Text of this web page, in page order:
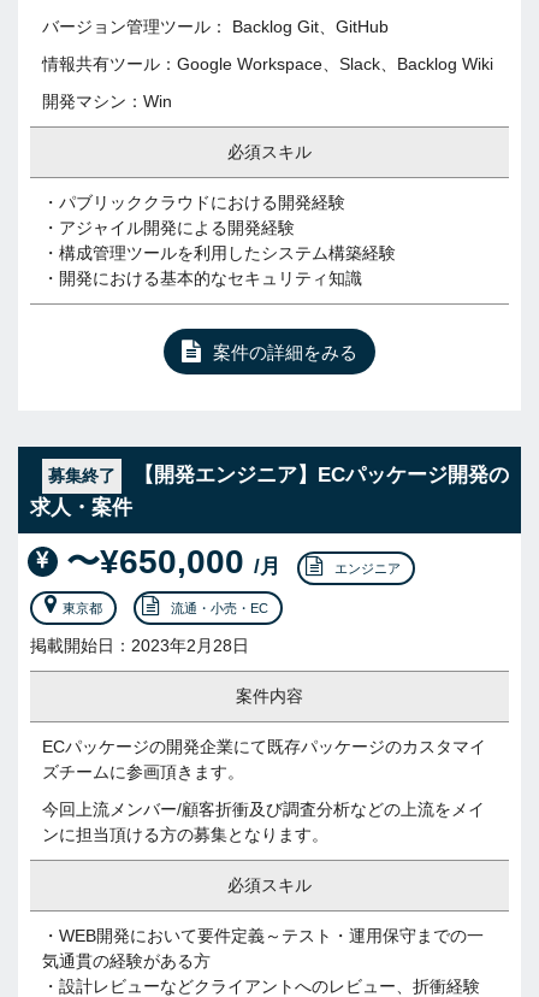
バージョン管理ツール： Backlog Git、GitHub
情報共有ツール：Google Workspace、Slack、Backlog Wiki
開発マシン：Win
必須スキル
・パブリッククラウドにおける開発経験
・アジャイル開発による開発経験
・構成管理ツールを利用したシステム構築経験
・開発における基本的なセキュリティ知識
案件の詳細をみる
募集終了
【開発エンジニア】ECパッケージ開発の
求人・案件
〜¥650,000 /月 エンジニア
東京都 流通・小売・EC
掲載開始日：2023年2月28日
案件内容
ECパッケージの開発企業にて既存パッケージのカスタマイ
ズチームに参画頂きます。
今回上流メンバー/顧客折衝及び調査分析などの上流をメイ
ンに担当頂ける方の募集となります。
必須スキル
・WEB開発において要件定義～テスト・運用保守までの一
気通貫の経験がある方
・設計レビューなどクライアントへのレビュー、折衝経験